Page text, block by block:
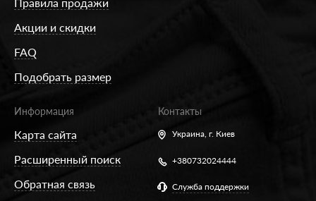
Акции и скидки
FAQ
Подобрать размер
Информация
Карта сайта
Расширенный поиск
Обратная связь
Контакты
Украина, г. Киев
+380732024444
Служба поддержки